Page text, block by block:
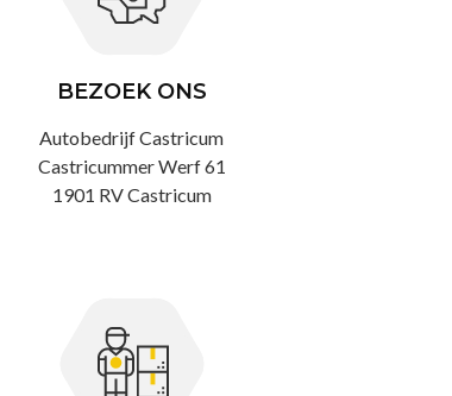
BEZOEK ONS
Autobedrijf Castricum
Castricummer Werf 61
1901 RV Castricum